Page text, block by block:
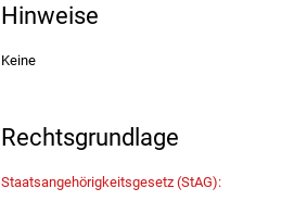
Hinweise
Keine
Rechtsgrundlage
Staatsangehörigkeitsgesetz (StAG):